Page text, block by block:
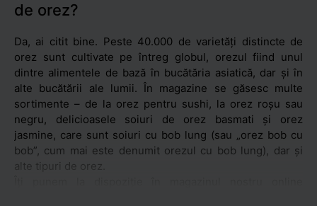
de orez?
Da, ai citit bine. Peste 40.000 de varietăți distincte de
orez sunt cultivate pe întreg globul, orezul fiind unul
dintre alimentele de bază în bucătăria asiatică, dar și în
alte bucătării ale lumii. În magazine se găsesc multe
sortimente – de la orez pentru sushi, la orez roșu sau
negru, delicioasele soiuri de orez basmati și orez
jasmine, care sunt soiuri cu bob lung (sau „orez bob cu
bob”, cum mai este denumit orezul cu bob lung), dar și
alte tipuri de orez.